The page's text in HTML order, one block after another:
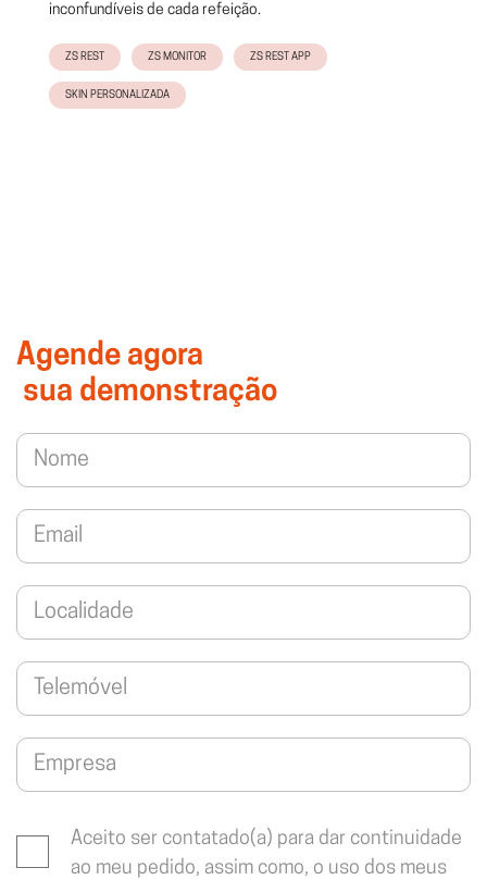
inconfundíveis de cada refeição.
ZS REST ZS MONITOR ZS REST APP
SKIN PERSONALIZADA
Agende agora
sua demonstração
Aceito ser contatado(a) para dar continuidade
ao meu pedido, assim como, o uso dos meus